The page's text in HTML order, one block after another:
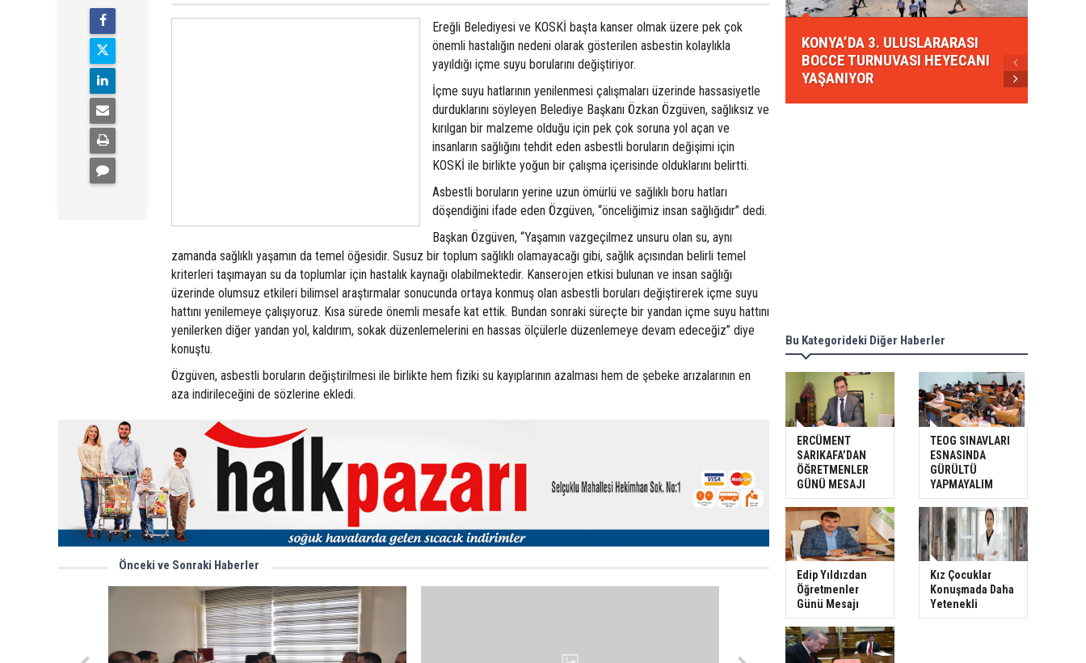
Ereğli Belediyesi ve KOSKİ başta kanser olmak üzere pek çok
önemli hastalığın nedeni olarak gösterilen asbestin kolaylıkla
yayıldığı içme suyu borularını değiştiriyor.
İçme suyu hatlarının yenilenmesi çalışmaları üzerinde hassasiyetle
durduklarını söyleyen Belediye Başkanı Özkan Özgüven, sağlıksız ve
kırılgan bir malzeme olduğu için pek çok soruna yol açan ve
insanların sağlığını tehdit eden asbestli boruların değişimi için
KOSKİ ile birlikte yoğun bir çalışma içerisinde olduklarını belirtti.
Asbestli boruların yerine uzun ömürlü ve sağlıklı boru hatları
döşendiğini ifade eden Özgüven, “önceliğimiz insan sağlığıdır” dedi.
Başkan Özgüven, “Yaşamın vazgeçilmez unsuru olan su, aynı
zamanda sağlıklı yaşamın da temel öğesidir. Susuz bir toplum sağlıklı olamayacağı gibi, sağlık açısından belirli temel
kriterleri taşımayan su da toplumlar için hastalık kaynağı olabilmektedir. Kanserojen etkisi bulunan ve insan sağlığı
üzerinde olumsuz etkileri bilimsel araştırmalar sonucunda ortaya konmuş olan asbestli boruları değiştirerek içme suyu
hattını yenilemeye çalışıyoruz. Kısa sürede önemli mesafe kat ettik. Bundan sonraki süreçte bir yandan içme suyu hattını
yenilerken diğer yandan yol, kaldırım, sokak düzenlemelerini en hassas ölçülerle düzenlemeye devam edeceğiz” diye
konuştu.
Özgüven, asbestli boruların değiştirilmesi ile birlikte hem fiziki su kayıplarının azalması hem de şebeke arızalarının en
aza indirileceğini de sözlerine ekledi.
Önceki ve Sonraki Haberler
KONYA’DA 3. ULUSLARARASI
BOCCE TURNUVASI HEYECANI
YAŞANIYOR
Bu Kategorideki Diğer Haberler
ERCÜMENT
SARIKAFA’DAN
ÖĞRETMENLER
GÜNÜ MESAJI
TEOG SINAVLARI
ESNASINDA
GÜRÜLTÜ
YAPMAYALIM
Edip Yıldızdan
Öğretmenler
Günü Mesajı
Kız Çocuklar
Konuşmada Daha
Yetenekli